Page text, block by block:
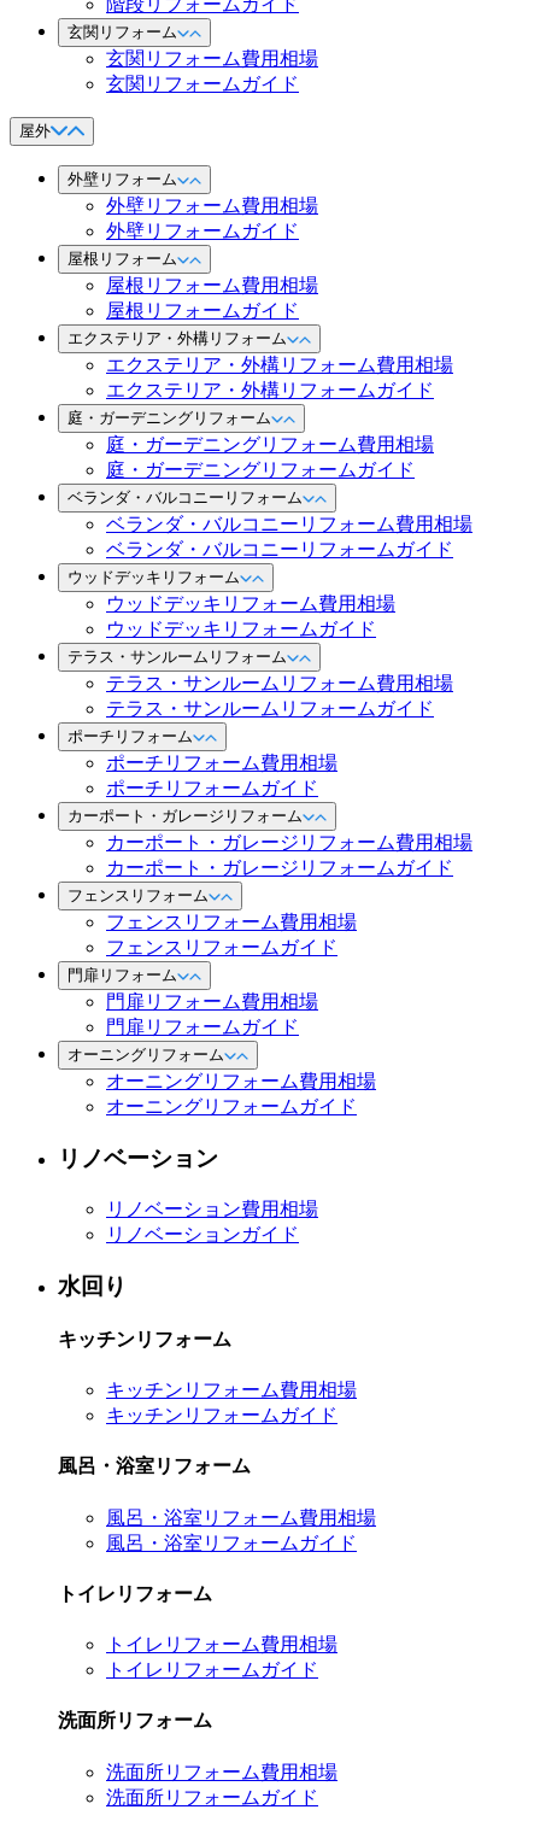
階段リフォームガイド
玄関リフォーム
玄関リフォーム費用相場
玄関リフォームガイド
屋外
外壁リフォーム
外壁リフォーム費用相場
外壁リフォームガイド
屋根リフォーム
屋根リフォーム費用相場
屋根リフォームガイド
エクステリア・外構リフォーム
エクステリア・外構リフォーム費用相場
エクステリア・外構リフォームガイド
庭・ガーデニングリフォーム
庭・ガーデニングリフォーム費用相場
庭・ガーデニングリフォームガイド
ベランダ・バルコニーリフォーム
ベランダ・バルコニーリフォーム費用相場
ベランダ・バルコニーリフォームガイド
ウッドデッキリフォーム
ウッドデッキリフォーム費用相場
ウッドデッキリフォームガイド
テラス・サンルームリフォーム
テラス・サンルームリフォーム費用相場
テラス・サンルームリフォームガイド
ポーチリフォーム
ポーチリフォーム費用相場
ポーチリフォームガイド
カーポート・ガレージリフォーム
カーポート・ガレージリフォーム費用相場
カーポート・ガレージリフォームガイド
フェンスリフォーム
フェンスリフォーム費用相場
フェンスリフォームガイド
門扉リフォーム
門扉リフォーム費用相場
門扉リフォームガイド
オーニングリフォーム
オーニングリフォーム費用相場
オーニングリフォームガイド
リノベーション
リノベーション費用相場
リノベーションガイド
水回り
キッチンリフォーム
キッチンリフォーム費用相場
キッチンリフォームガイド
風呂・浴室リフォーム
風呂・浴室リフォーム費用相場
風呂・浴室リフォームガイド
トイレリフォーム
トイレリフォーム費用相場
トイレリフォームガイド
洗面所リフォーム
洗面所リフォーム費用相場
洗面所リフォームガイド